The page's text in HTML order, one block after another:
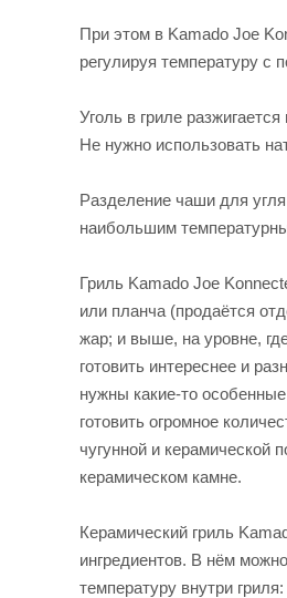
При этом в Kamado Joe
регулируя температуру с
Уголь в гриле
Не нужно использовать
Разделение чаши для
наибольшим
Гриль Kamado Joe
или планча (продаётся
жар; и выше, на уровне,
готовить интереснее и
нужны какие-то
готовить огромное
чугунной и керамической
керамическом камне.
Керамический гриль
ингредиентов. В нём
температуру внутри